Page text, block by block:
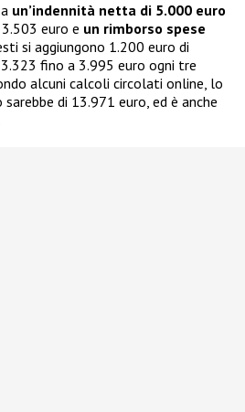
un’indennità netta di 5.000 euro
euro e un rimborso spese
si aggiungono 1.200 euro di
fino a 3.995 euro ogni tre
alcuni calcoli circolati online, lo
di 13.971 euro, ed è anche